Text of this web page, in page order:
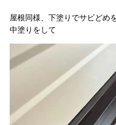
屋根同様、下塗りでサビどめ
中塗りをして